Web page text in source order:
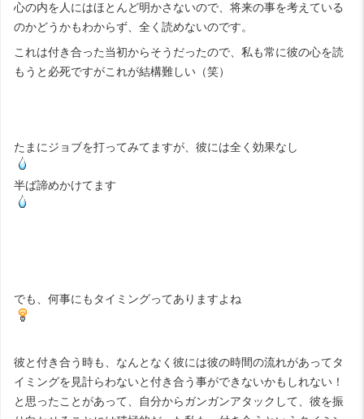
心の内を人にはほとんど明かさないので、将来の事を考えている
のかどうかもわからず、全く読めないのです。
これは付き合った当初からそうだったので、私も常に彼の心を読
もうと必死ですがこれが結構難しい（笑）
たまにジョブを打ってみてますが、彼には全く効果なし
半ば諦めかけてます
でも、何事にもタイミングってありますよね
彼と付き合う時も、なんとなく彼には彼の時間の流れがあってタ
イミングを見計らわないと付き合う事ができないかもしれない！
と思ったことがあって、自分からガンガンアタックして、彼を振